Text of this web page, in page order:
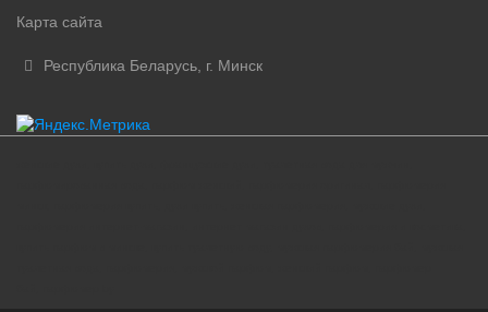
Карта сайта
Республика Беларусь, г. Минск